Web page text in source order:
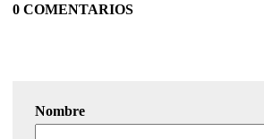
0 COMENTARIOS
Nombre